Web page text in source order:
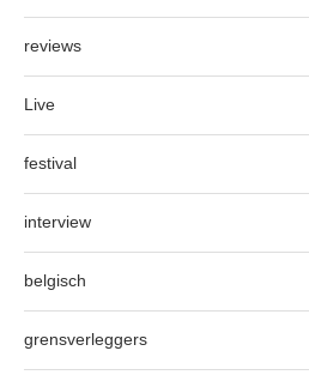
reviews
Live
festival
interview
belgisch
grensverleggers